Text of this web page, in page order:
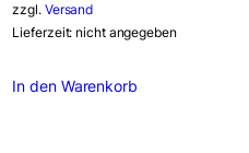
zzgl. Versand
Lieferzeit: nicht angegeben
In den Warenkorb